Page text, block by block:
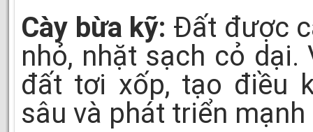
Cày bừa kỹ: Đất được
nhỏ, nhặt sạch cỏ
đất tơi xốp, tạo điều
sâu và phát triển mạnh